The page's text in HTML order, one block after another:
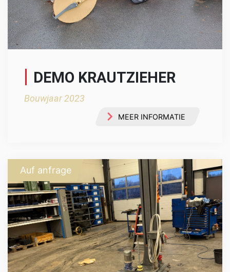
DEMO KRAUTZIEHER
Bouwjaar 2023
MEER INFORMATIE
Auf anfrage